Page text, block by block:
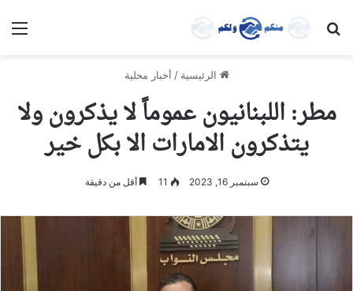
بحث عن
الرئيسية / أخبار محلية
مطر: اللبنانيون عموماً لا يذكرون ولا
يتذكرون الامارات الا بكل خير
سبتمبر 16, 2023 11 أقل من دقيقة